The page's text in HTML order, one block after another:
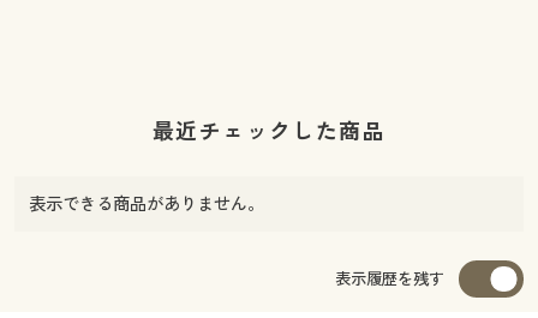
最近チェックした商品
表示できる商品がありません。
表示履歴を残す